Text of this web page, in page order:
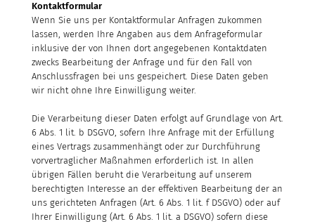
Kontaktformular
Wenn Sie uns per Kontaktformular Anfragen zukommen
lassen, werden Ihre Angaben aus dem Anfrageformular
inklusive der von Ihnen dort angegebenen Kontaktdaten
zwecks Bearbeitung der Anfrage und für den Fall von
Anschlussfragen bei uns gespeichert. Diese Daten geben
wir nicht ohne Ihre Einwilligung weiter.
Die Verarbeitung dieser Daten erfolgt auf Grundlage von Art.
6 Abs. 1 lit. b DSGVO, sofern Ihre Anfrage mit der Erfüllung
eines Vertrags zusammenhängt oder zur Durchführung
vorvertraglicher Maßnahmen erforderlich ist. In allen
übrigen Fällen beruht die Verarbeitung auf unserem
berechtigten Interesse an der effektiven Bearbeitung der an
uns gerichteten Anfragen (Art. 6 Abs. 1 lit. f DSGVO) oder auf
Ihrer Einwilligung (Art. 6 Abs. 1 lit. a DSGVO) sofern diese